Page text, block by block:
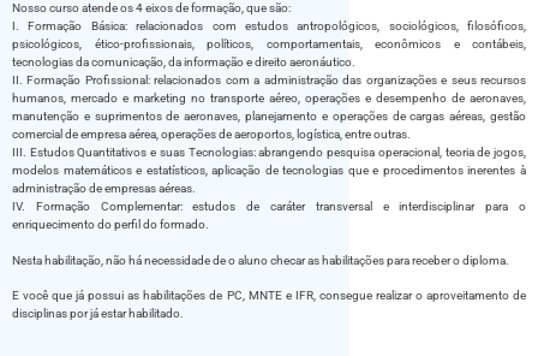
Nosso curso atende os 4 eixos de formação, que são:
I. Formação Básica: relacionados com estudos antropológicos, sociológicos, filosóficos,
psicológicos, ético-profissionais, políticos, comportamentais, econômicos e contábeis,
tecnologias da comunicação, da informação e direito aeronáutico.
II. Formação Profissional: relacionados com a administração das organizações e seus recursos
humanos, mercado e marketing no transporte aéreo, operações e desempenho de aeronaves,
manutenção e suprimentos de aeronaves, planejamento e operações de cargas aéreas, gestão
comercial de empresa aérea, operações de aeroportos, logística, entre outras.
III. Estudos Quantitativos e suas Tecnologias: abrangendo pesquisa operacional, teoria de jogos,
modelos matemáticos e estatísticos, aplicação de tecnologias que e procedimentos inerentes à
administração de empresas aéreas.
IV. Formação Complementar: estudos de caráter transversal e interdisciplinar para o
enriquecimento do perfil do formado.
Nesta habilitação, não há necessidade de o aluno checar as habilitações para receber o diploma.
E você que já possui as habilitações de PC, MNTE e IFR, consegue realizar o aproveitamento de
disciplinas por já estar habilitado.